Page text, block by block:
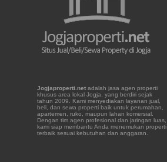
Jogjaproperti.net adalah jasa agen properti
khusus area lokal Jogja, yang berdiri sejak
tahun 2009. Kami menyediakan layanan jual,
beli, dan sewa properti baik untuk perumahan,
apartemen, ruko, maupun lahan komersial.
Dengan tim agen profesional dan jaringan luas,
kami siap membantu Anda menemukan properti
terbaik sesuai kebutuhan dan anggaran.